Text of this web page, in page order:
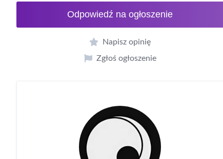
Odpowiedź na ogłoszenie
Napisz opinię
Zgłoś ogłoszenie